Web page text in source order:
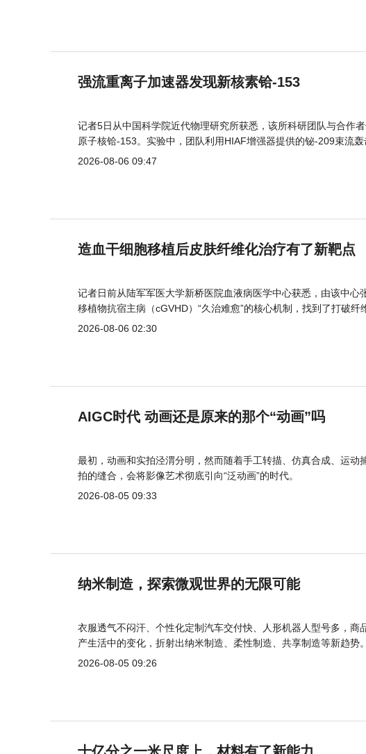
强流重离子加速器发现新核素铪-153
记者5日从中国科学院近代物理研究所获悉，该所科研团队与合作
原子核铪-153。实验中，团队利用HIAF增强器提供的铋-209束流
2026-08-06 09:47
造血干细胞移植后皮肤纤维化治疗有了新靶点
记者日前从陆军军医大学新桥医院血液病医学中心获悉，由该中
移植物抗宿主病（cGVHD）“久治难愈”的核心机制，找到了打破纤
2026-08-06 02:30
AIGC时代 动画还是原来的那个“动画”吗
最初，动画和实拍泾渭分明，然而随着手工转描、仿真合成、运
拍的缝合，会将影像艺术彻底引向“泛动画”的时代。
2026-08-05 09:33
纳米制造，探索微观世界的无限可能
衣服透气不闷汗、个性化定制汽车交付快、人形机器人型号多，
产生活中的变化，折射出纳米制造、柔性制造、共享制造等新趋势。
2026-08-05 09:26